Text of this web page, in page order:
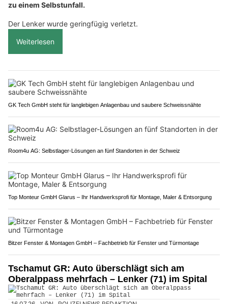
zu einem Selbstunfall.
Der Lenker wurde geringfügig verletzt.
Weiterlesen
GK Tech GmbH steht für langlebigen Anlagenbau und saubere Schweissnähte
Room4u AG: Selbstlager-Lösungen an fünf Standorten in der Schweiz
Top Monteur GmbH Glarus – Ihr Handwerksprofi für Montage, Maler & Entsorgung
Bitzer Fenster & Montagen GmbH – Fachbetrieb für Fenster und Türmontage
Tschamut GR: Auto überschlägt sich am
Oberalppass mehrfach – Lenker (71) im Spital